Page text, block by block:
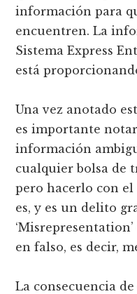
información para
encuentren. La
Sistema Express
está
Una vez anotado
es importante
información
cualquier bolsa de
pero hacerlo con el
es, y es un delito
en falso, es decir,
La consecuencia